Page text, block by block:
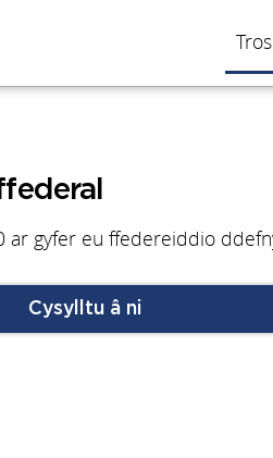
ar gyfer eu ffedereiddio
Cysylltu â ni